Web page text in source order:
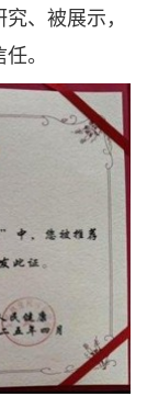
、被展示，
。